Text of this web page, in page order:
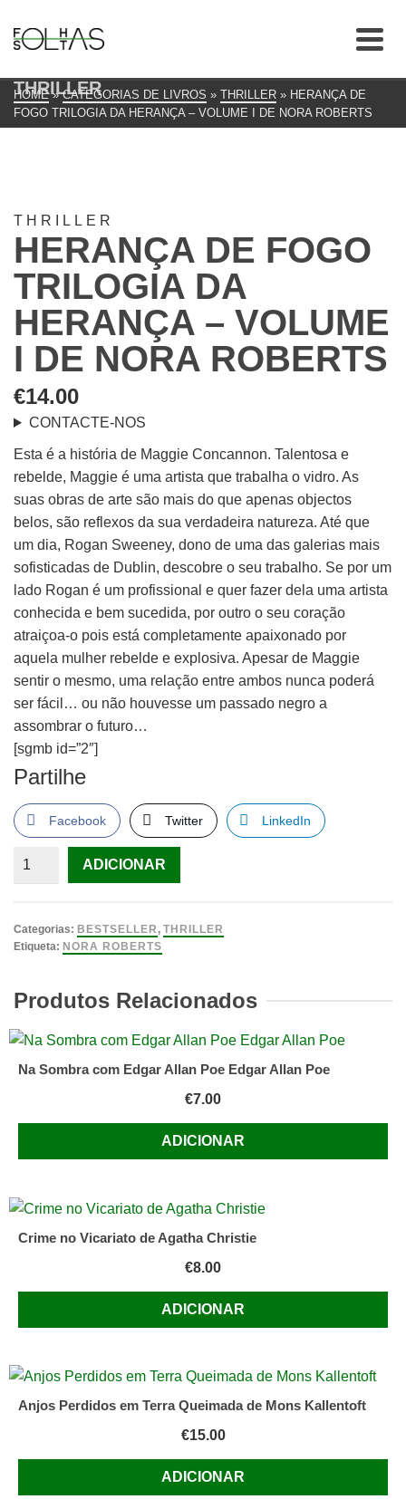
THRILLER
HOME » CATEGORIAS DE LIVROS » THRILLER » HERANÇA DE
FOGO TRILOGIA DA HERANÇA – VOLUME I DE NORA ROBERTS
THRILLER
HERANÇA DE FOGO
TRILOGIA DA
HERANÇA – VOLUME
I DE NORA ROBERTS
€14.00
CONTACTE-NOS
Esta é a história de Maggie Concannon. Talentosa e
rebelde, Maggie é uma artista que trabalha o vidro. As
suas obras de arte são mais do que apenas objectos
belos, são reflexos da sua verdadeira natureza. Até que
um dia, Rogan Sweeney, dono de uma das galerias mais
sofisticadas de Dublin, descobre o seu trabalho. Se por um
lado Rogan é um profissional e quer fazer dela uma artista
conhecida e bem sucedida, por outro o seu coração
atraiçoa-o pois está completamente apaixonado por
aquela mulher rebelde e explosiva. Apesar de Maggie
sentir o mesmo, uma relação entre ambos nunca poderá
ser fácil… ou não houvesse um passado negro a
assombrar o futuro…
[sgmb id=”2″]
Partilhe
Facebook Twitter LinkedIn
Quantidade
de
Fogo
da
-
Volume
ADICIONAR
Categorias: BESTSELLER , THRILLER
Etiqueta: NORA ROBERTS
Produtos Relacionados
Na Sombra com Edgar Allan Poe Edgar Allan Poe
€7.00
ADICIONAR
Crime no Vicariato de Agatha Christie
€8.00
ADICIONAR
Anjos Perdidos em Terra Queimada de Mons Kallentoft
€15.00
ADICIONAR